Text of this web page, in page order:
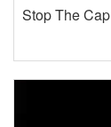
Stop The Cap